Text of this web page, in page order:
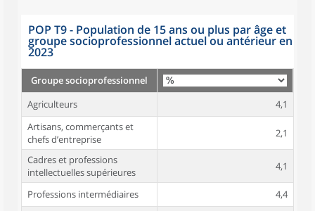
POP T9 - Population de 15 ans ou plus par âge et
groupe socioprofessionnel actuel ou antérieur en
2023
Groupe socioprofessionnel
Agriculteurs
4,1
Artisans, commerçants et
chefs d’entreprise
2,1
Cadres et professions
intellectuelles supérieures
4,1
Professions intermédiaires
4,4